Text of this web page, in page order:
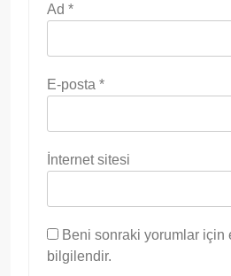
Ad *
E-posta *
İnternet sitesi
Beni sonraki yorumlar için
bilgilendir.